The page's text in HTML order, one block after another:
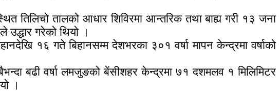
तिलिचो तालको आधार शिविरमा आन्तरिक तथा बाह्य गरी १३ जना
उद्धार गरेको थियो ।
१६ गते बिहानसम्म देशभरका ३०१ वर्षा मापन केन्द्रमा वर्षाको
बढी वर्षा लमजुङको बेंसीशहर केन्द्रमा ७१ दशमलव १ मिलिमिटर
।